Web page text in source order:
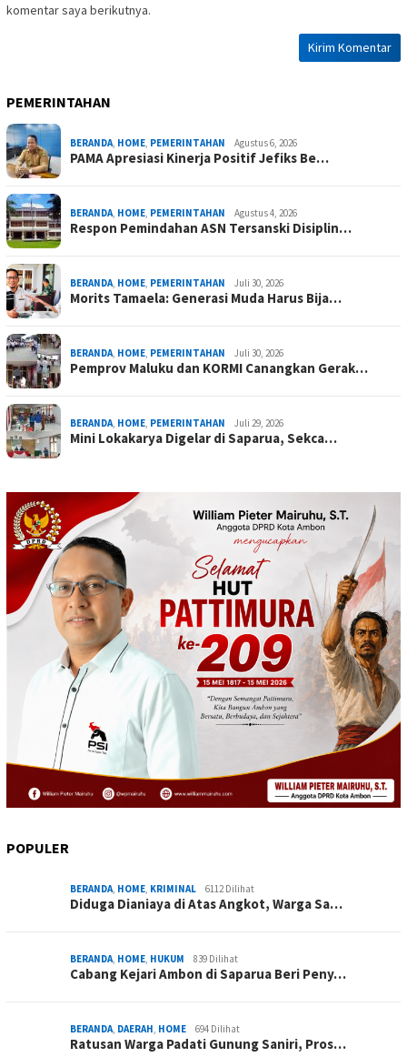
komentar saya berikutnya.
PEMERINTAHAN
BERANDA, HOME, PEMERINTAHAN Agustus 6, 2026
PAMA Apresiasi Kinerja Positif Jefiks Be…
BERANDA, HOME, PEMERINTAHAN Agustus 4, 2026
Respon Pemindahan ASN Tersanski Disiplin…
BERANDA, HOME, PEMERINTAHAN Juli 30, 2026
Morits Tamaela: Generasi Muda Harus Bija…
BERANDA, HOME, PEMERINTAHAN Juli 30, 2026
Pemprov Maluku dan KORMI Canangkan Gerak…
BERANDA, HOME, PEMERINTAHAN Juli 29, 2026
Mini Lokakarya Digelar di Saparua, Sekca…
POPULER
BERANDA, HOME, KRIMINAL 6112 Dilihat
Diduga Dianiaya di Atas Angkot, Warga Sa…
BERANDA, HOME, HUKUM 839 Dilihat
Cabang Kejari Ambon di Saparua Beri Peny…
BERANDA, DAERAH, HOME 694 Dilihat
Ratusan Warga Padati Gunung Saniri, Pros…